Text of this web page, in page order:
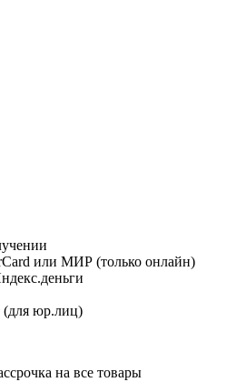
или МИР (только онлайн)
(для юр.лиц)
на все товары